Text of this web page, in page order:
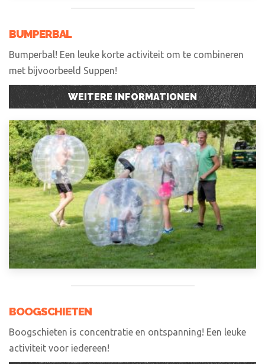
BUMPERBAL
Bumperbal! Een leuke korte activiteit om te combineren
met bijvoorbeeld Suppen!
WEITERE INFORMATIONEN
BOOGSCHIETEN
Boogschieten is concentratie en ontspanning! Een leuke
activiteit voor iedereen!